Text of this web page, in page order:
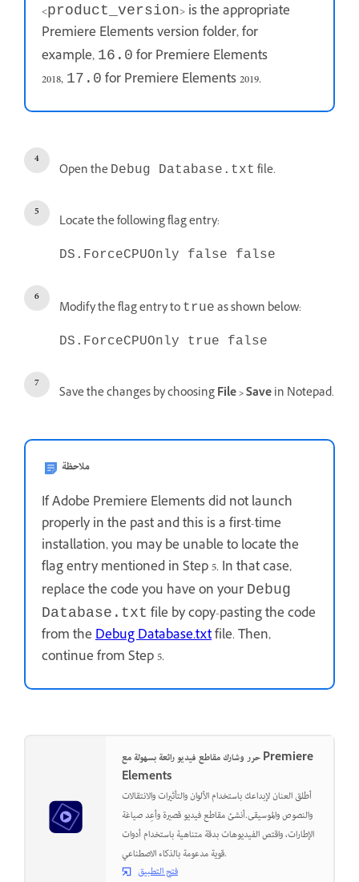
<product_version> is the appropriate
Premiere Elements version folder, for
example, 16.0 for Premiere Elements
2018, 17.0 for Premiere Elements 2019.
Open the Debug Database.txt file.
Locate the following flag entry:
DS.ForceCPUOnly false false
Modify the flag entry to true as shown below:
DS.ForceCPUOnly true false
Save the changes by choosingFile > Savein Notepad.
ملاحظة
If Adobe Premiere Elements did not launch
properly in the past and this is a first-time
installation, you may be unable to locate the
flag entry mentioned in Step 5. In that case,
replace the code you have on your Debug
Database.txt file by copy-pasting the code
from theDebug Database.txtfile. Then,
continue from Step 5.
حرر وشارك مقاطع فيديو رائعة بسهولة مع Premiere
Elements
أطلق العنان لإبداعك باستخدام الألوان والتأثيرات والانتقالات
والنصوص والموسيقى.أنشئ مقاطع فيديو قصيرة وأعِد صياغة
الإطارات، واقتص الفيديوهات بدقة متناهية باستخدام أدوات
قوية مدعومة بالذكاء الاصطناعي.
فتح التطبيق